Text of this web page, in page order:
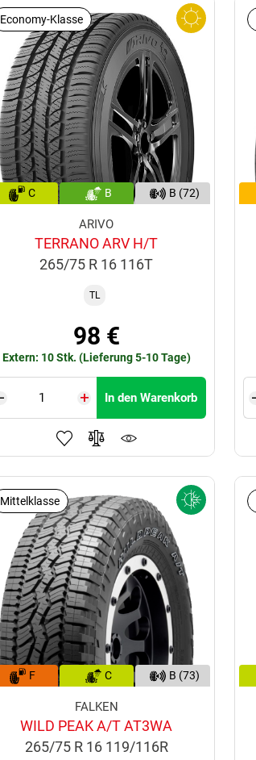
Economy-Klasse
C B B (72)
ARIVO
TERRANO ARV H/T
265/75 R 16 116T
TL
98 €
Extern: 10 Stk. (Lieferung 5-10 Tage)
In den Warenkorb
Mittelklasse
F C B (73)
FALKEN
WILD PEAK A/T AT3WA
265/75 R 16 119/116R